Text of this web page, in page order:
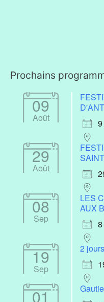
Prochains
09
Août
29
Août
08
Sep
LES
AUX
19
Sep
2
01